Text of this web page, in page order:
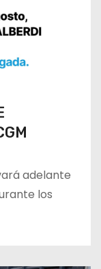
adelante
los